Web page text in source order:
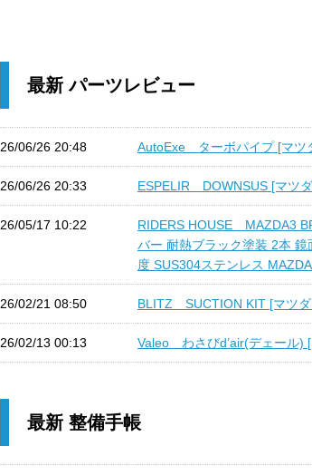
最新 パーツレビュー
26/06/26 20:48 AutoExe ターボパイプ [マツ
26/06/26 20:33 ESPELIR DOWNSUS [マツ
26/05/17 10:22
RIDERS HOUSE MAZDA3
バー 耐熱ブラック塗装 2本
度 SUS304ステンレス
26/02/21 08:50 BLITZ SUCTION KIT [マツ
26/02/13 00:13 Valeo わさびd’air(デェール)
最新 整備手帳